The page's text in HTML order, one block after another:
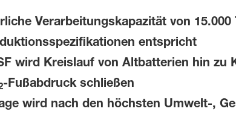
Verarbeitungskapazität von
entspricht
wird Kreislauf von Altbatterien hin zu
-Fußabdruck schließen
wird nach den höchsten Umwelt-,